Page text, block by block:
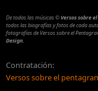
De todas las músicas© Versos sobre
todos las biografías y fotos de cada
fotografías de Versos sobre el
Design.
Contratación:
Versos sobre el